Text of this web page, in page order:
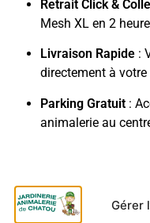
Gérer
Retrait Click &
Mesh XL en 2
Livraison Rapide :
directement à
Parking Gratuit :
animalerie au
CES